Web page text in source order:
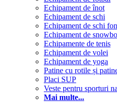
Echipament de înot
Echipament de schi
Echipament de schi
Echipament de
Echipamente de tenis
Echipament de volei
Echipament de yoga
Patine cu rotile și
Placi SUP
Veste pentru sporturi
Mai multe...